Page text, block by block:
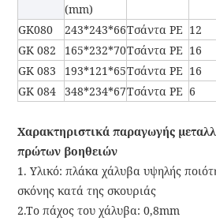
(mm)
GK080 243*243*66Τσάντα PE 12
GK 082
165*232*70Τσάντα PE 16
GK 083
193*121*65Τσάντα PE 16
GK 084
348*234*67Τσάντα PE 6
Χαρακτηριστικά παραγωγής
πρώτων βοηθειών
1. Υλικό: πλάκα χάλυβα υψηλής
σκόνης κατά της σκουριάς
2.Το πάχος του χάλυβα: 0,8mm